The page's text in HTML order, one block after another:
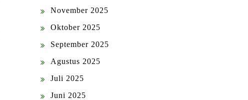
November 2025
Oktober 2025
September 2025
Agustus 2025
Juli 2025
Juni 2025